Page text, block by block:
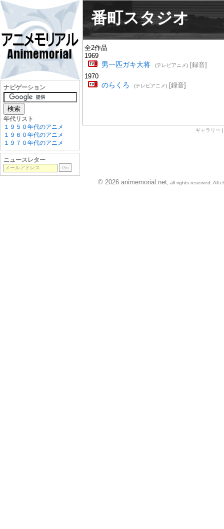
番町スタジオ
全2作品
1969
男一匹ガキ大将 (テレビアニメ)[録音]
1970
のらくろ (テレビアニメ)[録音]
ギャラリー
ナビゲーション
年代リスト
１９５０年代のアニメ
１９６０年代のアニメ
１９７０年代のアニメ
ニュースレター
© 2026 animemorial.net , all rights reserved. All